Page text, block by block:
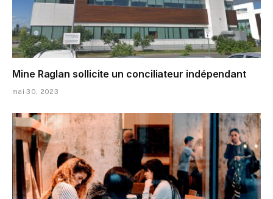
Mine Raglan sollicite un conciliateur indépendant
mai 30, 2023